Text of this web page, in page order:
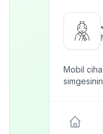
Mobil